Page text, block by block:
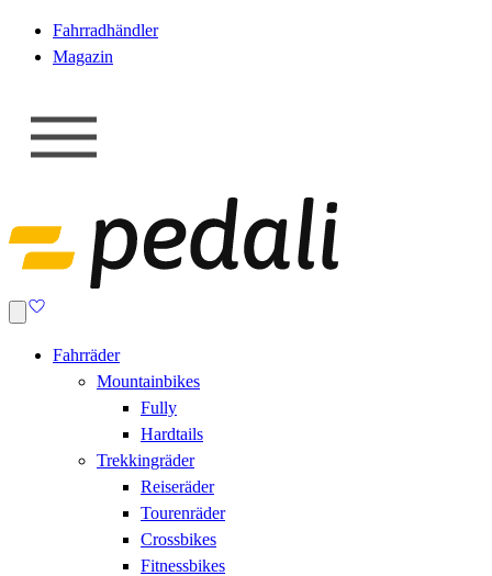
Fahrradhändler
Magazin
Fahrräder
Mountainbikes
Fully
Hardtails
Trekkingräder
Reiseräder
Tourenräder
Crossbikes
Fitnessbikes